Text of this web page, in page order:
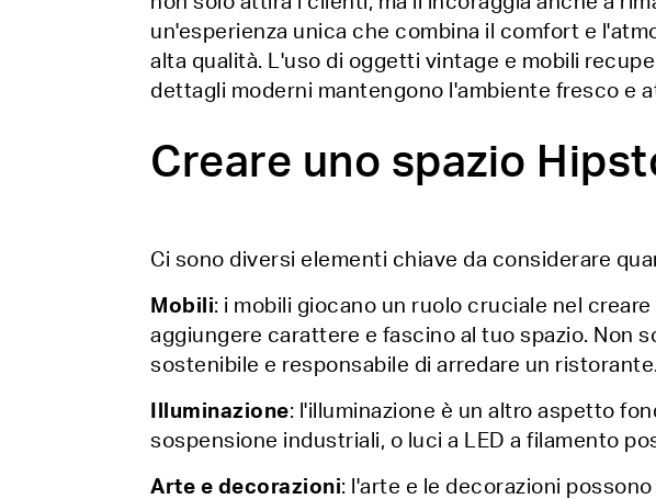
un'esperienza unica che combina il comfort e
alta qualità. L'uso di oggetti vintage e mobili
dettagli moderni mantengono l'ambiente fresco e
Creare uno spazio
Ci sono diversi elementi chiave da considerare
Mobili: i mobili giocano un ruolo cruciale nel
aggiungere carattere e fascino al tuo spazio. Non
sostenibile e responsabile di arredare un ristorante.
Illuminazione: l'illuminazione è un altro aspetto
sospensione industriali, o luci a LED a filamento
Arte e decorazioni: l'arte e le decorazioni